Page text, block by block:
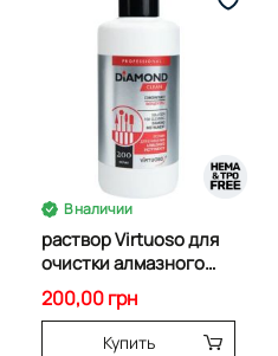
В наличии
раствор Virtuoso для
очистки алмазного
инструмента 200 мл
200,00 грн
Купить